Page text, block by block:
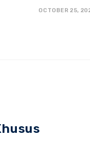
OCTOBER 25,